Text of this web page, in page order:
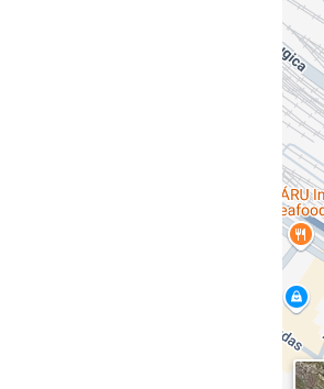
Pamela explica que el
que están certificados
“Regularmente se realizan